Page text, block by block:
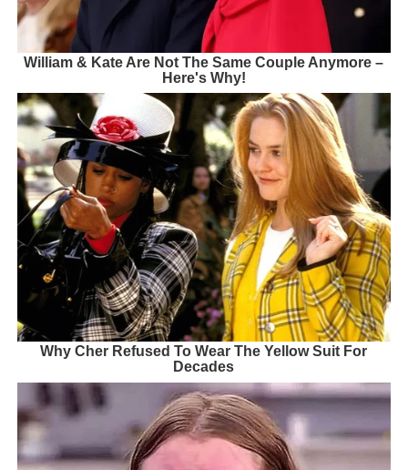
William & Kate Are Not The Same Couple Anymore –
Here's Why!
Why Cher Refused To Wear The Yellow Suit For
Decades